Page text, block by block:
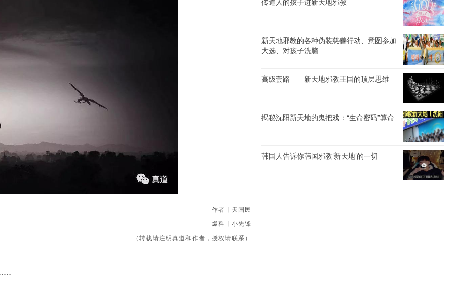
作者丨天国民
爆料丨小先锋
（转载请注明真道和作者，授权请联系）
……
新天地邪教的各种伪装慈善行动、意图参加
大选、对孩子洗脑
高级套路——新天地邪教王国的顶层思维
揭秘沈阳新天地的鬼把戏：“生命密码”算命
韩国人告诉你韩国邪教‘新天地’的一切